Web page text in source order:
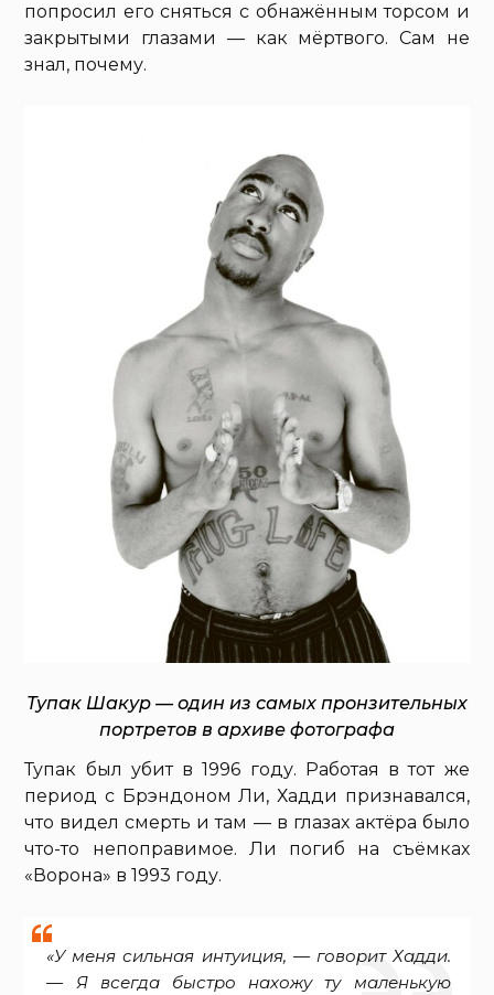
попросил его сняться с обнажённым торсом и
закрытыми глазами — как мёртвого. Сам не
знал, почему.
Тупак Шакур — один из самых пронзительных
портретов в архиве фотографа
Тупак был убит в 1996 году. Работая в тот же
период с Брэндоном Ли, Хадди признавался,
что видел смерть и там — в глазах актёра было
что-то непоправимое. Ли погиб на съёмках
«Ворона» в 1993 году.
«У меня сильная интуиция, — говорит Хадди.
— Я всегда быстро нахожу ту маленькую